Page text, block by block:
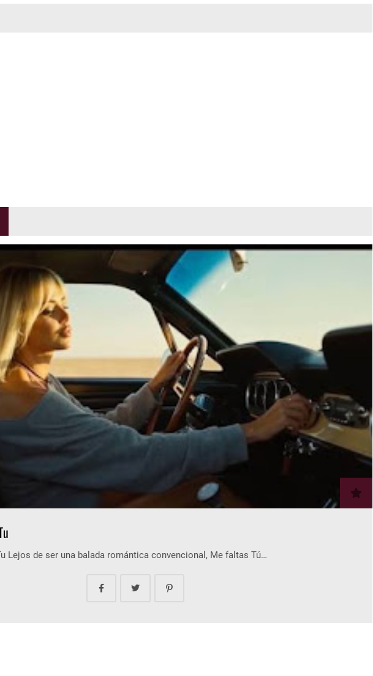
Lejos de ser una balada romántica convencional, Me faltas Tú…